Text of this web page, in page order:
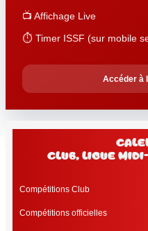
📺 Affichage Live
⏱️ Timer ISSF (sur mobile
Accéder à
club, Ligue
Compétitions Club
Compétitions officielles